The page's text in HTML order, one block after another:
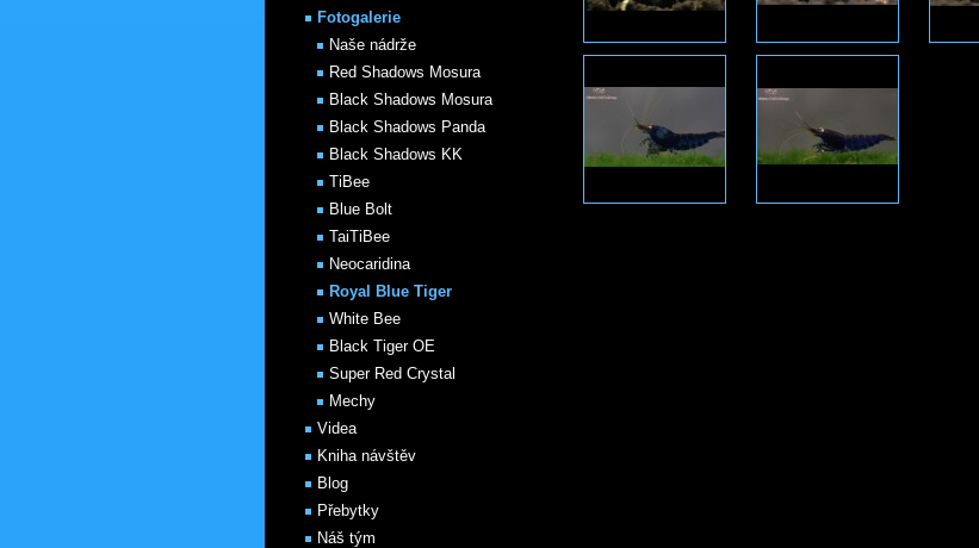
Fotogalerie
Naše nádrže
Red Shadows Mosura
Black Shadows Mosura
Black Shadows Panda
Black Shadows KK
TiBee
Blue Bolt
TaiTiBee
Neocaridina
Royal Blue Tiger
White Bee
Black Tiger OE
Super Red Crystal
Mechy
Videa
Kniha návštěv
Blog
Přebytky
Náš tým